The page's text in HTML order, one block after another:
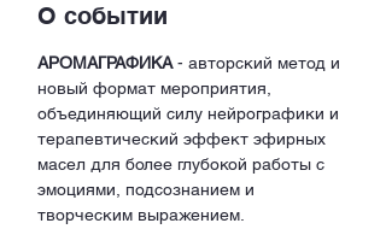
О событии
АРОМАГРАФИКА - авторский метод и
новый формат мероприятия,
объединяющий силу нейрографики и
терапевтический эффект эфирных
масел для более глубокой работы с
эмоциями, подсознанием и
творческим выражением.